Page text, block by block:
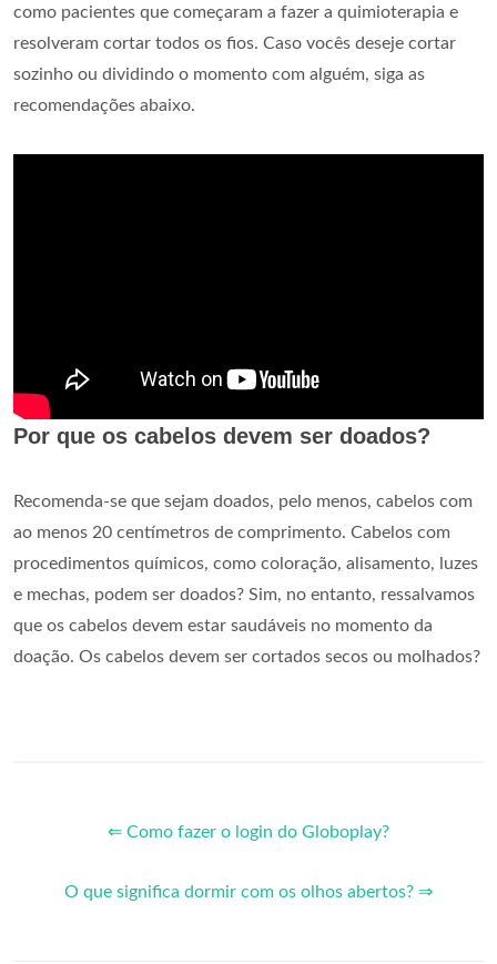
como pacientes que começaram a fazer a quimioterapia e
resolveram cortar todos os fios. Caso vocês deseje cortar
sozinho ou dividindo o momento com alguém, siga as
recomendações abaixo.
Por que os cabelos devem ser doados?
Recomenda-se que sejam doados, pelo menos, cabelos com
ao menos 20 centímetros de comprimento. Cabelos com
procedimentos químicos, como coloração, alisamento, luzes
e mechas, podem ser doados? Sim, no entanto, ressalvamos
que os cabelos devem estar saudáveis no momento da
doação. Os cabelos devem ser cortados secos ou molhados?
⇐ Como fazer o login do Globoplay?
O que significa dormir com os olhos abertos? ⇒